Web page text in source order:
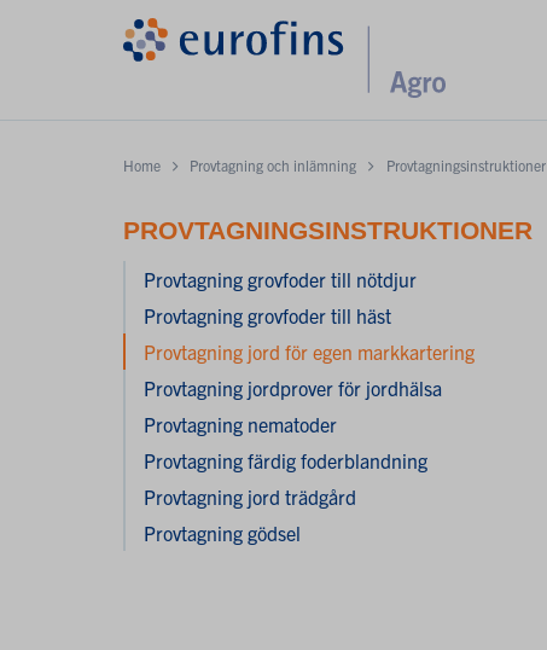
Home Provtagning och inlämning Provtagningsinstruktioner
PROVTAGNINGSINSTRUKTIONER
Provtagning grovfoder till nötdjur
Provtagning grovfoder till häst
Provtagning jord för egen markkartering
Provtagning jordprover för jordhälsa
Provtagning nematoder
Provtagning färdig foderblandning
Provtagning jord trädgård
Provtagning gödsel